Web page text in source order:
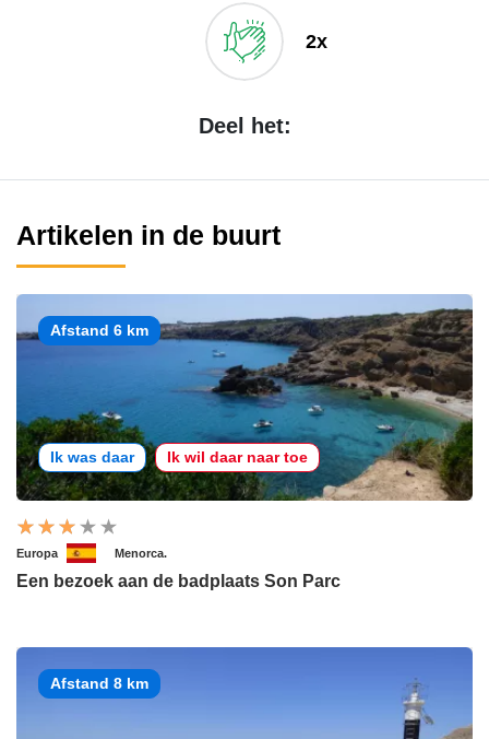
2x
Deel het:
Artikelen in de buurt
Afstand 6 km
Ik was daar Ik wil daar naar toe
Europa Menorca.
Een bezoek aan de badplaats Son Parc
Afstand 8 km